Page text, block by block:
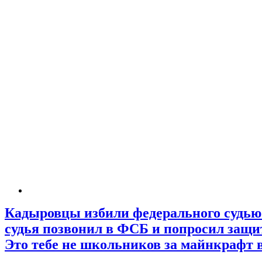
Кадыровцы избили федерального
судья позвонил в ФСБ и попросил
Это тебе не школьников за